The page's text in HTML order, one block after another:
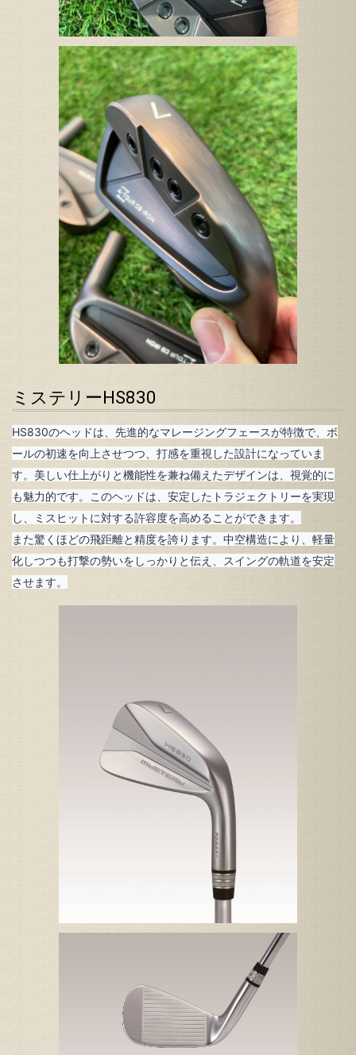
ミステリーHS830
HS830のヘッドは、先進的なマレージングフェースが特徴で、ボ
ールの初速を向上させつつ、打感を重視した設計になっていま
す。美しい仕上がりと機能性を兼ね備えたデザインは、視覚的に
も魅力的です。このヘッドは、安定したトラジェクトリーを実現
し、ミスヒットに対する許容度を高めることができます。
また驚くほどの飛距離と精度を誇ります。中空構造により、軽量
化しつつも打撃の勢いをしっかりと伝え、スイングの軌道を安定
させます。